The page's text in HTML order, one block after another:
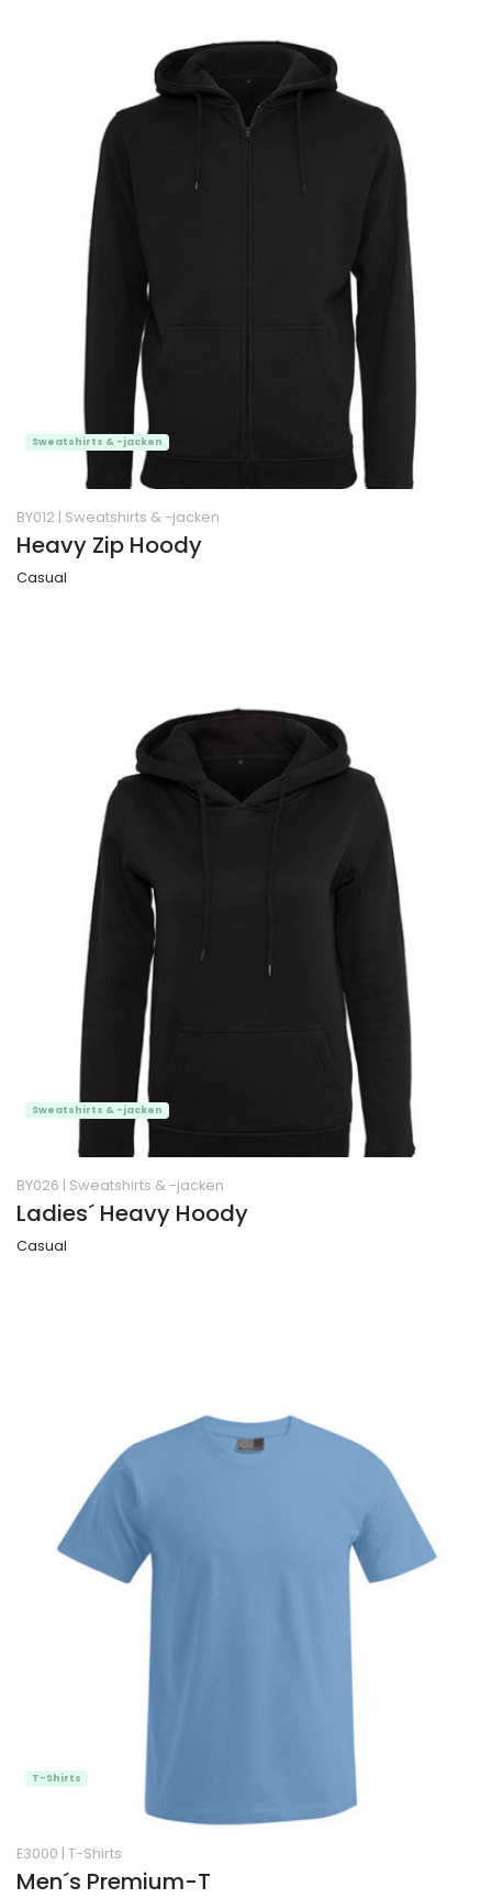
BY012 | Sweatshirts & -jacken
Heavy Zip Hoody
Casual
Sweatshirts & -jacken
BY026 | Sweatshirts & -jacken
Ladies´ Heavy Hoody
Casual
Sweatshirts & -jacken
E3000 | T-Shirts
Men´s Premium-T
T-Shirts